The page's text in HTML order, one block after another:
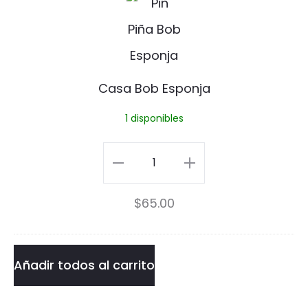
a
s
o
E
s
p
n
Casa Bob Esponja
1 disponibles
Casa
Bob
Esponja
cantidad
$65.00
Añadir todos al carrito